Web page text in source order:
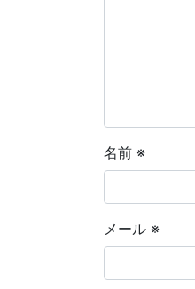
名前 ※
メール ※